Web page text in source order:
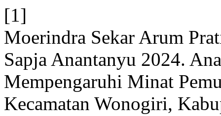
[1]
Moerindra Sekar Arum
Sapja Anantanyu 2024.
Mempengaruhi Minat
Kecamatan Wonogiri,